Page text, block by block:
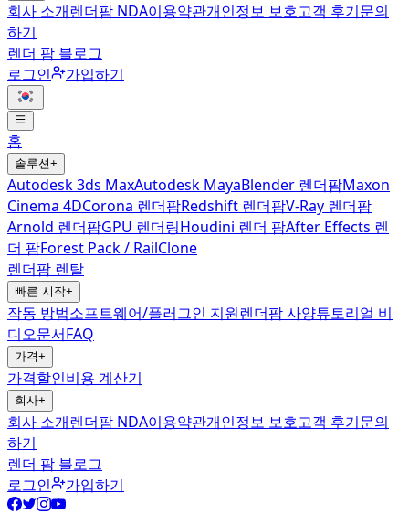
회사 소개렌더팜 NDA이용약관개인정보 보호고객 후기문의
하기
렌더 팜 블로그
로그인
가입하기
홈
솔루션+
Autodesk 3ds MaxAutodesk MayaBlender 렌더팜Maxon
Cinema 4DCorona 렌더팜Redshift 렌더팜V-Ray 렌더팜
Arnold 렌더팜GPU 렌더링Houdini 렌더 팜After Effects 렌
더 팜Forest Pack / RailClone
렌더팜 렌탈
빠른 시작+
작동 방법소프트웨어/플러그인 지원렌더팜 사양튜토리얼 비
디오문서FAQ
가격+
가격할인비용 계산기
회사+
회사 소개렌더팜 NDA이용약관개인정보 보호고객 후기문의
하기
렌더 팜 블로그
로그인
가입하기